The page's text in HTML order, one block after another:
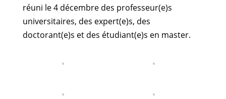
réuni le 4 décembre des professeur(e)s
universitaires, des expert(e)s, des
doctorant(e)s et des étudiant(e)s en master.